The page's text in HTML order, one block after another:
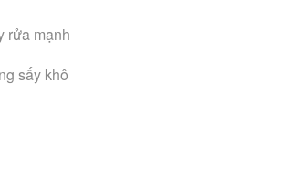
rửa mạnh
sấy khô